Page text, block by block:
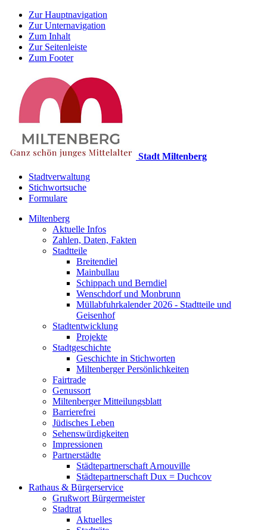
Zur Hauptnavigation
Zur Unternavigation
Zum Inhalt
Zur Seitenleiste
Zum Footer
Stadt Miltenberg
Stadtverwaltung
Stichwortsuche
Formulare
Miltenberg
Aktuelle Infos
Zahlen, Daten, Fakten
Stadtteile
Breitendiel
Mainbullau
Schippach und Berndiel
Wenschdorf und Monbrunn
Müllabfuhrkalender 2026 - Stadtteile und
Geisenhof
Stadtentwicklung
Projekte
Stadtgeschichte
Geschichte in Stichworten
Miltenberger Persönlichkeiten
Fairtrade
Genussort
Miltenberger Mitteilungsblatt
Barrierefrei
Jüdisches Leben
Sehenswürdigkeiten
Impressionen
Partnerstädte
Städtepartnerschaft Arnouville
Städtepartnerschaft Dux = Duchcov
Rathaus & Bürgerservice
Grußwort Bürgermeister
Stadtrat
Aktuelles